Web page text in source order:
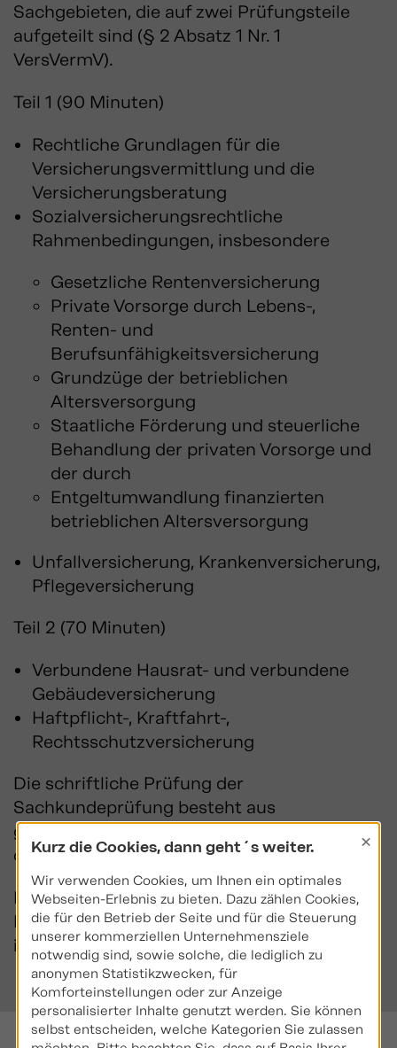
Sachgebieten, die auf zwei Prüfungsteile
aufgeteilt sind (§ 2 Absatz 1 Nr. 1
VersVermV).
Teil 1 (90 Minuten)
Rechtliche Grundlagen für die
Versicherungsvermittlung und die
Versicherungsberatung
Sozialversicherungsrechtliche
Rahmenbedingungen, insbesondere
Gesetzliche Rentenversicherung
Private Vorsorge durch Lebens-,
Renten- und
Berufsunfähigkeitsversicherung
Grundzüge der betrieblichen
Altersversorgung
Staatliche Förderung und steuerliche
Behandlung der privaten Vorsorge und
der durch
Entgeltumwandlung finanzierten
betrieblichen Altersversorgung
Unfallversicherung, Krankenversicherung,
Pflegeversicherung
Teil 2 (70 Minuten)
Verbundene Hausrat- und verbundene
Gebäudeversicherung
Haftpflicht-, Kraftfahrt-,
Rechtsschutzversicherung
Die schriftliche Prüfung der
Sachkundeprüfung besteht aus
geschlossenen Aufgaben (Multiple Choice),
die am PC beantwortet werden.
Die schriftliche Prüfung dauert 160
Minuten und wird in der Regel an einem PC
in der IHK durchgeführt.
Kurz die Cookies, dann geht´s weiter. ×
Wir verwenden Cookies, um Ihnen ein optimales
Webseiten-Erlebnis zu bieten. Dazu zählen Cookies,
die für den Betrieb der Seite und für die Steuerung
unserer kommerziellen Unternehmensziele
notwendig sind, sowie solche, die lediglich zu
anonymen Statistikzwecken, für
Komforteinstellungen oder zur Anzeige
personalisierter Inhalte genutzt werden. Sie können
selbst entscheiden, welche Kategorien Sie zulassen